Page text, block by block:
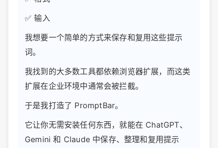
✅ 输入
我想要一个简单的方式来保存和复用这些提示
词。
我找到的大多数工具都依赖浏览器扩展，而这类
扩展在企业环境中通常会被拦截。
于是我打造了 PromptBar。
它让你无需安装任何东西，就能在 ChatGPT、
Gemini 和 Claude 中保存、整理和复用提示